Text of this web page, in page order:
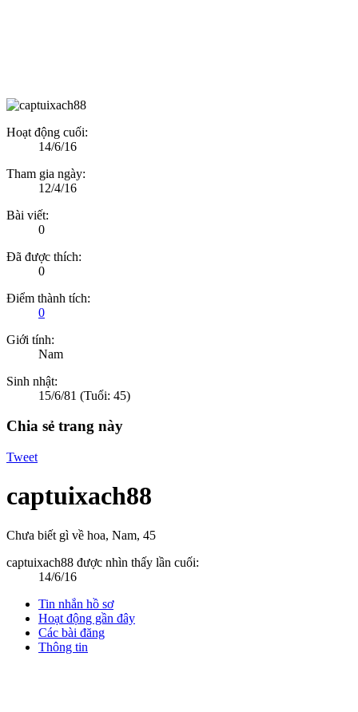
Hoạt động cuối:
14/6/16
Tham gia ngày:
12/4/16
Bài viết:
0
Đã được thích:
0
Điểm thành tích:
0
Giới tính:
Nam
Sinh nhật:
15/6/81 (Tuổi: 45)
Chia sẻ trang này
Tweet
captuixach88
Chưa biết gì về hoa, Nam, 45
captuixach88 được nhìn thấy lần cuối:
14/6/16
Tin nhắn hồ sơ
Hoạt động gần đây
Các bài đăng
Thông tin